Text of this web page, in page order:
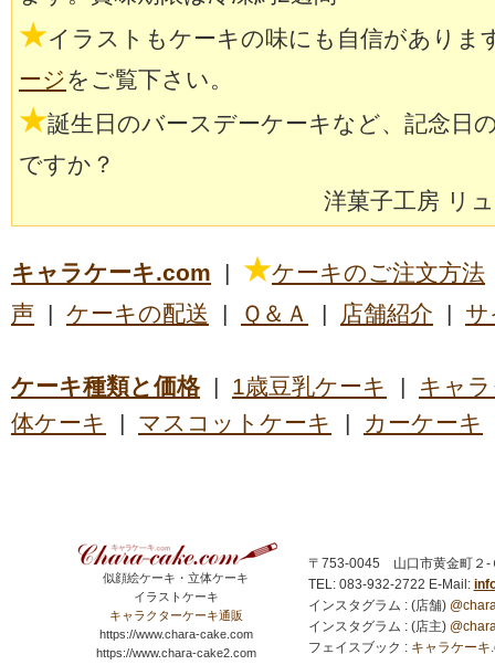
★イラストもケーキの味にも自信がありま
ージをご覧下さい。
★誕生日のバースデーケーキなど、記念日
ですか？
洋菓子工房 リ
キャラケーキ.com | ★ケーキのご注文方法
声 | ケーキの配送 | Ｑ＆Ａ | 店舗紹介 | サ
ケーキ種類と価格| 1歳豆乳ケーキ | キャ
体ケーキ
| マスコットケーキ | カーケーキ
似顔絵ケーキ・立体ケーキ
イラストケーキ
キャラクターケーキ通販
https://www.chara-cake.com
https://www.chara-cake2.com
〒753-0045 山口市黄金町
TEL: 083-932-2722 E-Mail:
インスタグラム : (店舗)
インスタグラム : (店主)
フェイスブック : キャラケー